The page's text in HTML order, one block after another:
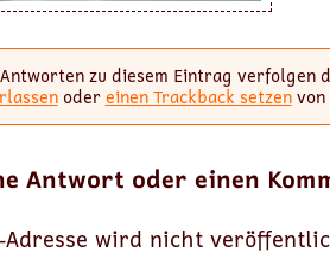
zu diesem Eintrag verfolgen
odereinen Trackback setzenvon
Antwort oder einen
Adresse wird nicht